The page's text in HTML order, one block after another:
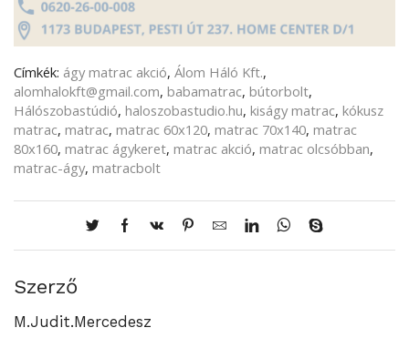
Címkék: ágy matrac akció, Álom Háló Kft.,
alomhalokft@gmail.com, babamatrac, bútorbolt,
Hálószobastúdió, haloszobastudio.hu, kiságy matrac, kókusz
matrac, matrac, matrac 60x120, matrac 70x140, matrac
80x160, matrac ágykeret, matrac akció, matrac olcsóbban,
matrac-ágy, matracbolt
Szerző
M.Judit.Mercedesz